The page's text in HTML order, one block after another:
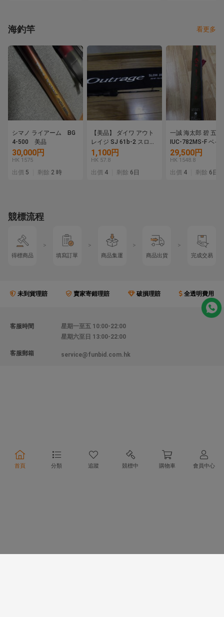
首頁 分類 追蹤 競標中 購物車 會員中心
海釣竿 看更多
シマノ ライアーム BG
4-500 美品
30,000円
HK 1575
出價 5 剩餘 2 時
【美品】 ダイワ アウト
レイジ SJ 61b-2 スロー
ジギング ジギングロッ
ド Outrage
1,100円
HK 57.8
出價 4 剩餘 6日
一誠 海太郎 碧 五十
IUC-782MS-F ベイ
デル issei
29,500円
HK 1548.8
出價 4 剩餘 6日
競標流程
得標商品
>
填寫訂單
>
商品集運
>
商品出貨
>
完成交易
未到貨理賠 賣家寄錯理賠 破損理賠 全透明費用
客服時間
星期一至五 10:00-22:00
星期六至日 13:00-22:00
客服郵箱 service@funbid.com.hk